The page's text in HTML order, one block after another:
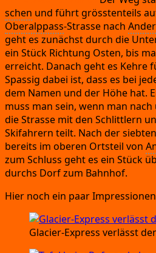
schen und führt gröss­ten­teils
Ober­alp­pass-Stras­se nach
geht es zunächst durch die
ein Stück Rich­tung Osten, bis
erreicht. Danach geht es Keh­re
Spas­sig dabei ist, dass es bei
dem Namen und der Höhe hat.
muss man sein, wenn man
die Stras­se mit den Schlitt­lern
Ski­fah­rern teilt. Nach der
bereits im obe­ren Orts­teil von
zum Schluss geht es ein Stück
durchs Dorf zum Bahnhof.
Hier noch ein paar
Gla­cier-Express ver­lässt